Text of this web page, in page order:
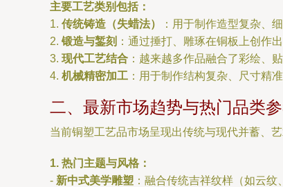
主要工艺类别包括：
1. 传统铸造（失蜡法）
：用于制作造型复杂、
2. 锻造与錾刻 ：通过捶打、雕琢在铜板上创作
3. 现代工艺结合 ：越来越多作品融合了彩绘、
4. 机械精密加工 ：用于制作结构复杂、尺寸精
二、最新市场趋势与热门品类
当前铜塑工艺品市场呈现出传统与现代并蓄、
1. 热门主题与风格：
- 新中式美学雕塑 ：融合传统吉祥纹样（如云